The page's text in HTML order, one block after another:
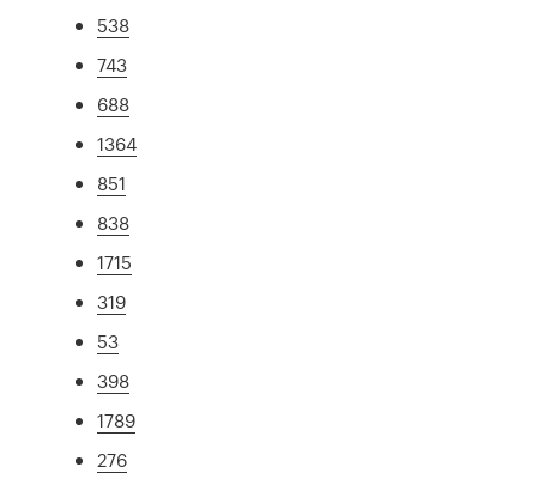
538
743
688
1364
851
838
1715
319
53
398
1789
276